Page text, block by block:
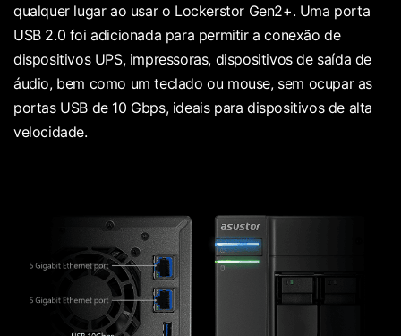
qualquer lugar ao usar o Lockerstor Gen2+. Uma porta
USB 2.0 foi adicionada para permitir a conexão de
dispositivos UPS, impressoras, dispositivos de saída de
áudio, bem como um teclado ou mouse, sem ocupar as
portas USB de 10 Gbps, ideais para dispositivos de alta
velocidade.